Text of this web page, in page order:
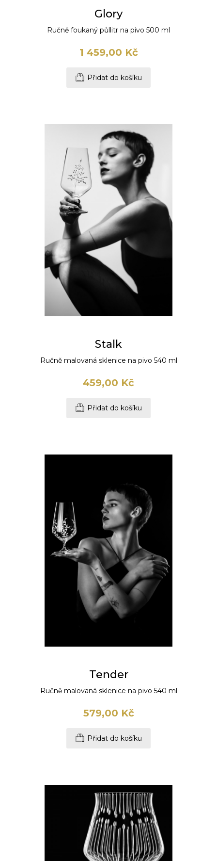
Glory
Ručně foukaný půllitr na pivo 500 ml
1 459,00 Kč
Přidat do košíku
Stalk
Ručně malovaná sklenice na pivo 540 ml
459,00 Kč
Přidat do košíku
Tender
Ručně malovaná sklenice na pivo 540 ml
579,00 Kč
Přidat do košíku